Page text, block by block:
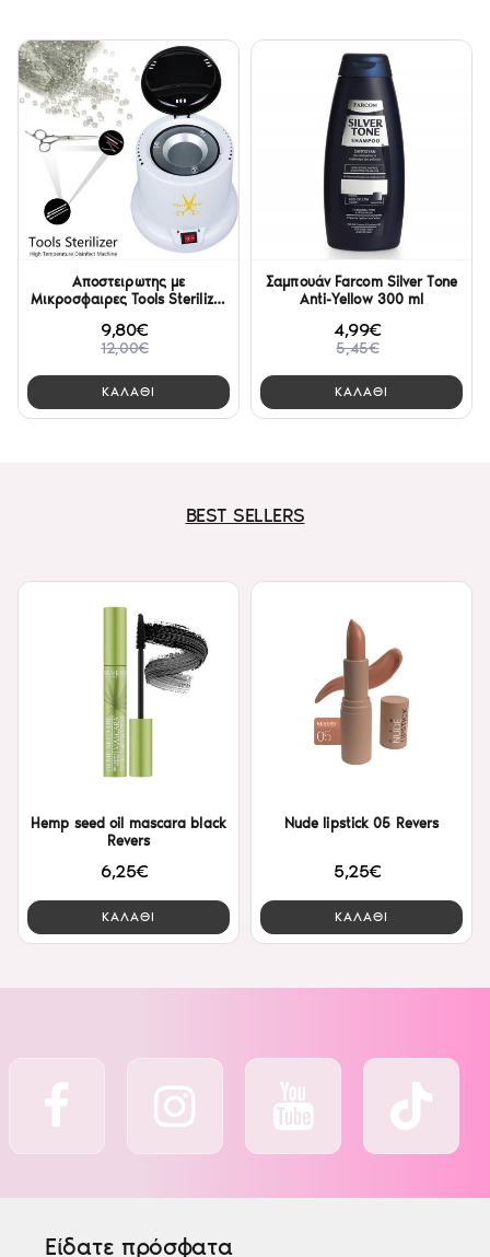
Αποστειρωτης με
Μικροσφαιρες Tools Sterilizer
9,80€
12,00€
ΚΑΛΑΘΙ
Σαμπουάν Farcom Silver Tone
Anti-Yellow 300 ml
4,99€
5,45€
ΚΑΛΑΘΙ
BEST SELLERS
Hemp seed oil mascara black
Revers
6,25€
ΚΑΛΑΘΙ
Nude lipstick 05 Revers
5,25€
ΚΑΛΑΘΙ
Είδατε πρόσφατα